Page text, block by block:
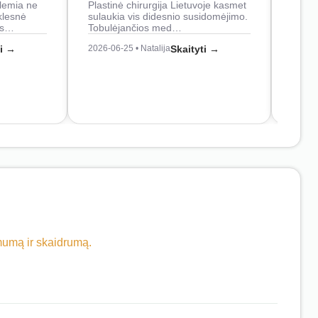
ne
→
Plastinė chirurgija Lietuvoje kasmet
sulaukia vis didesnio susidomėjimo.
Tobulėjančios med…
2026-06-25 • NatalijaSkaityti →
ir skaidrumą.